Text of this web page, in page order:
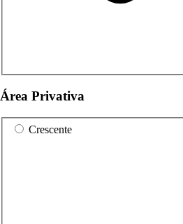
Área Privativa
Crescente